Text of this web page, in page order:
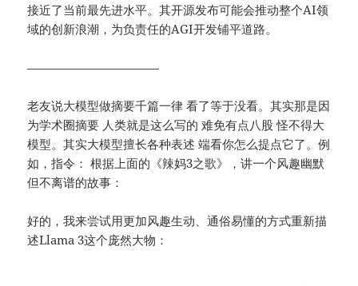
接近了当前最先进水平。其开源发布可能会推动整个AI领
域的创新浪潮，为负责任的AGI开发铺平道路。
———————————
老友说大模型做摘要千篇一律 看了等于没看。其实那是因
为学术圈摘要 人类就是这么写的 难免有点八股 怪不得大
模型。其实大模型擅长各种表述 端看你怎么提点它了。例
如，指令： 根据上面的《辣妈3之歌》，讲一个风趣幽默
但不离谱的故事：
好的，我来尝试用更加风趣生动、通俗易懂的方式重新描
述Llama 3这个庞然大物：